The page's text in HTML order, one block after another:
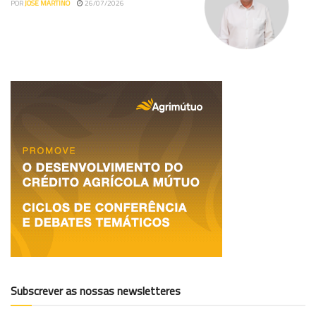
PORJOSÉ MARTINO 26/07/2026
Subscrever as nossas newsletteres